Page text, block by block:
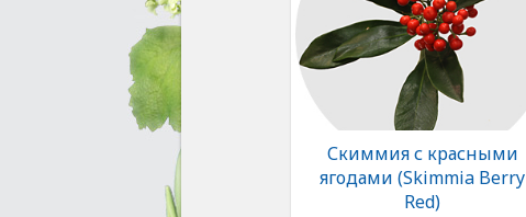
Скиммия с красными
ягодами (Skimmia Berry
Red)